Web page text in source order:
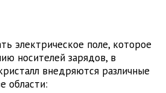
электрическое поле, которое
носителей зарядов, в
внедряются различные
области: